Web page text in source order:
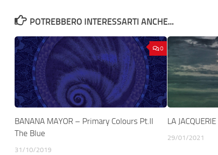
POTREBBERO INTERESSARTI ANCHE...
0
BANANA MAYOR – Primary Colours Pt.II
The Blue
31/10/2019
LA
29/01/2021